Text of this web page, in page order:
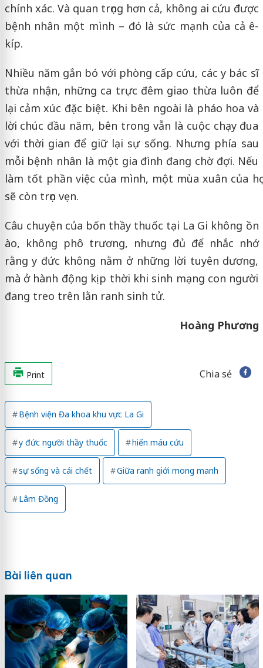
chính xác. Và quan trọng hơn cả, không ai cứu được
bệnh nhân một mình – đó là sức mạnh của cả ê-
kíp.
Nhiều năm gắn bó với phòng cấp cứu, các y bác sĩ
thừa nhận, những ca trực đêm giao thừa luôn để
lại cảm xúc đặc biệt. Khi bên ngoài là pháo hoa và
lời chúc đầu năm, bên trong vẫn là cuộc chạy đua
với thời gian để giữ lại sự sống. Nhưng phía sau
mỗi bệnh nhân là một gia đình đang chờ đợi. Nếu
làm tốt phần việc của mình, một mùa xuân của họ
sẽ còn trọn vẹn.
Câu chuyện của bốn thầy thuốc tại La Gi không ồn
ào, không phô trương, nhưng đủ để nhắc nhớ
rằng y đức không nằm ở những lời tuyên dương,
mà ở hành động kịp thời khi sinh mạng con người
đang treo trên lằn ranh sinh tử.
Hoàng Phương
Print Chia sẻ
Bệnh viện Đa khoa khu vực La Gi
y đức người thầy thuốc hiến máu cứu
sự sống và cái chết Giữa ranh giới mong manh
Lâm Đồng
Bài liên quan